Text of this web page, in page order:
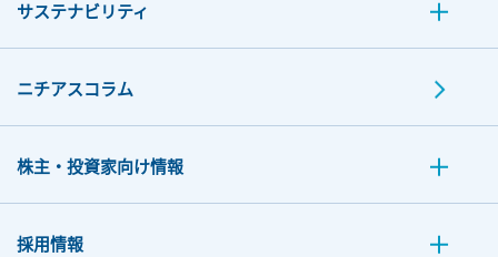
サステナビリティ
ニチアスコラム
株主・投資家向け情報
採用情報